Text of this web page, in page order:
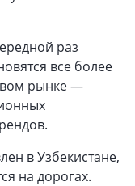
раз
все более
рынке —
в Узбекистане,
на дорогах.